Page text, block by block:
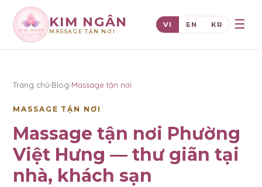
KIM NGÂN
MASSAGE TẬN NƠI
VI EN KR ☰
Trang chủ›Blog›Massage tận nơi
MASSAGE TẬN NƠI
Massage tận nơi Phường
Việt Hưng — thư giãn tại
nhà, khách sạn